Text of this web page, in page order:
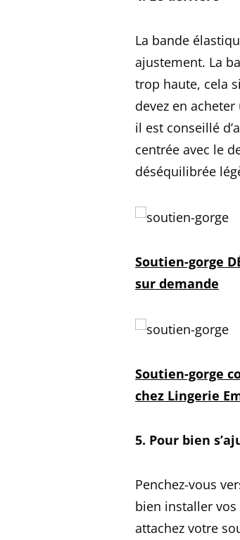
La bande
ajustement. La
trop haute, cela
devez en
il est conseillé
centrée avec le
déséquilibrée
Soutien-gorge
sur demande
Soutien-gorge
chez Lingerie
5. Pour bien
Penchez-vous
bien installer vos
attachez votre